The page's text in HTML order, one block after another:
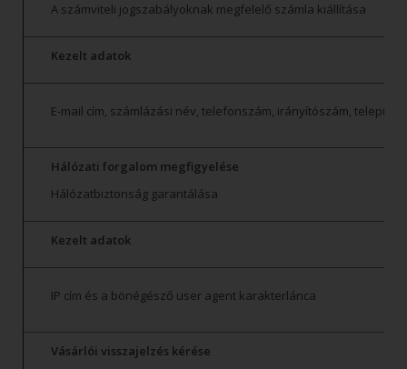
A számviteli jogszabályoknak megfelelő számla kiállítása
Kezelt adatok
E-mail cím, számlázási név, telefonszám, irányítószám,
Hálózati forgalom megfigyelése
Hálózatbiztonság garantálása
Kezelt adatok
IP cím és a bönégésző user agent karakterlánca
Vásárlói visszajelzés kérése